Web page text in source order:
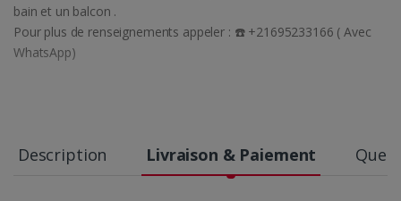
bain et un balcon .
Pour plus de renseignements appeler : ☎️ +21695233166 ( Avec
WhatsApp)
Description Livraison & Paiement